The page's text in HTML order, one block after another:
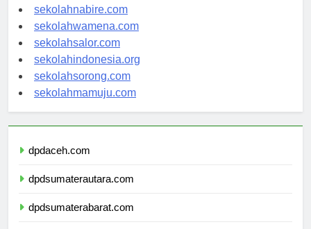
sekolahnabire.com
sekolahwamena.com
sekolahsalor.com
sekolahindonesia.org
sekolahsorong.com
sekolahmamuju.com
dpdaceh.com
dpdsumaterautara.com
dpdsumaterabarat.com